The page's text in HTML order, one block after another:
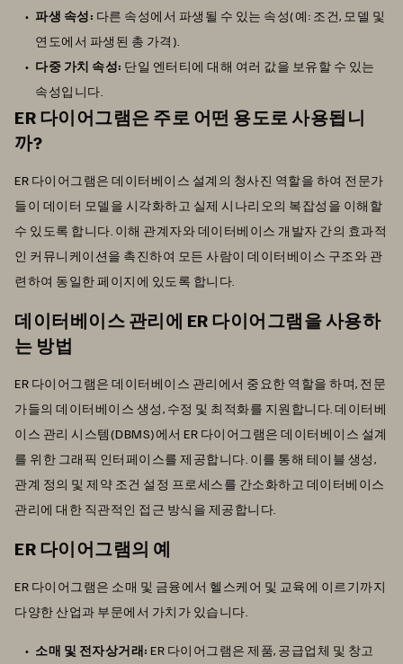
파생 속성: 다른 속성에서 파생될 수 있는 속성(예: 조건, 모델 및
연도에서 파생된 총 가격).
다중 가치 속성: 단일 엔터티에 대해 여러 값을 보유할 수 있는
속성입니다.
ER 다이어그램은 주로 어떤 용도로 사용됩니
까?
ER 다이어그램은 데이터베이스 설계의 청사진 역할을 하여 전문가
들이 데이터 모델을 시각화하고 실제 시나리오의 복잡성을 이해할
수 있도록 합니다. 이해 관계자와 데이터베이스 개발자 간의 효과적
인 커뮤니케이션을 촉진하여 모든 사람이 데이터베이스 구조와 관
련하여 동일한 페이지에 있도록 합니다.
데이터베이스 관리에 ER 다이어그램을 사용하
는 방법
ER 다이어그램은 데이터베이스 관리에서 중요한 역할을 하며, 전문
가들의 데이터베이스 생성, 수정 및 최적화를 지원합니다. 데이터베
이스 관리 시스템(DBMS)에서 ER 다이어그램은 데이터베이스 설계
를 위한 그래픽 인터페이스를 제공합니다. 이를 통해 테이블 생성,
관계 정의 및 제약 조건 설정 프로세스를 간소화하고 데이터베이스
관리에 대한 직관적인 접근 방식을 제공합니다.
ER 다이어그램의 예
ER 다이어그램은 소매 및 금융에서 헬스케어 및 교육에 이르기까지
다양한 산업과 부문에서 가치가 있습니다.
소매 및 전자상거래: ER 다이어그램은 제품, 공급업체 및 창고